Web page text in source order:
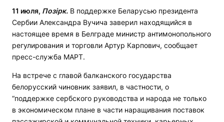
11 июля, Позірк. В поддержке Беларусью президента
Сербии Александра Вучича заверил находящийся в
настоящее время в Белграде министр антимонопольного
регулирования и торговли Артур Карпович, сообщает
пресс-служба МАРТ.
На встрече с главой балканского государства
белорусский чиновник заявил, в частности, о
“поддержке сербского руководства и народа не только
в экономическом плане в части наращивания поставок